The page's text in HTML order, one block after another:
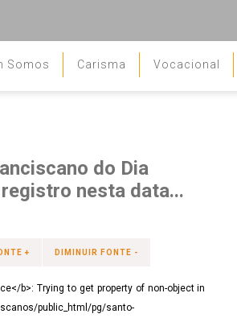
Somos Carisma Vocacional
do Dia
nesta data...
+ DIMINUIR FONTE -